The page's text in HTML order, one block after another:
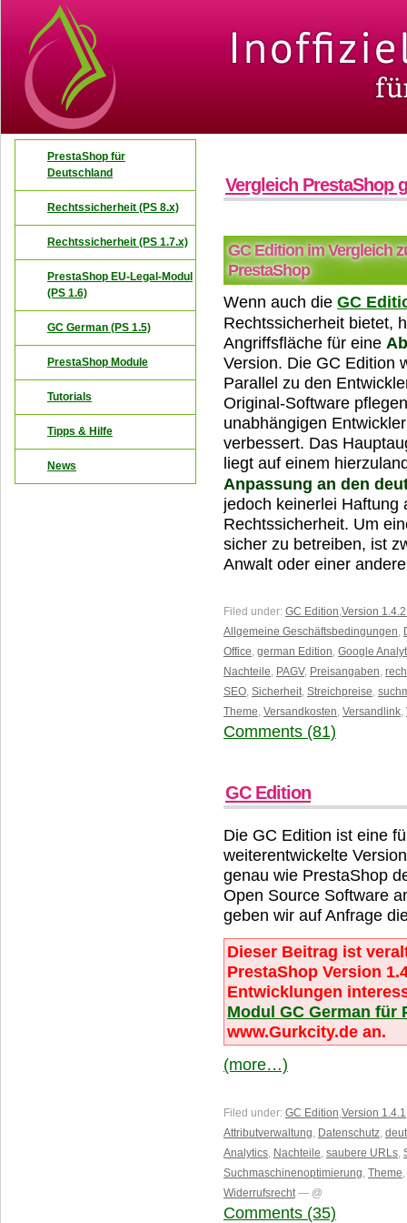
Vergleich PrestaShop
GC Edition im Vergleich
PrestaShop
Wenn auch die GC
Rechtssicherheit bietet,
Angriffsfläche für eine
Version. Die GC Edition
Parallel zu den
Original-Software
unabhängigen
verbessert. Das
liegt auf einem
Anpassung an den
jedoch keinerlei Haftung
Rechtssicherheit. Um
sicher zu betreiben, ist
Anwalt oder einer
Filed under: GC Edition Version
Allgemeine Geschäftsbedingungen
Office german Edition Google
Nachteile PAGV, Preisangaben
SEO Sicherheit Streichpreise
Theme Versandkosten Versandlink
Comments (81)
GC Edition
Die GC Edition ist eine
weiterentwickelte
genau wie PrestaShop
Open Source Software
geben wir auf Anfrage
Dieser Beitrag ist
PrestaShop Version
Entwicklungen
Modul GC German für
www.Gurkcity.de an.
(more…)
Filed under: GC Edition,Version 1.4.1
Attributverwaltung, Datenschutz,
Analytics, Nachteile, saubere URLs,
Suchmaschinenoptimierung, Theme,
Widerrufsrecht— @
Comments (35)
PrestaShop für
Deutschland
Rechtssicherheit (PS 8.x)
Rechtssicherheit (PS 1.7.x)
PrestaShop EU-Legal-Modul
(PS 1.6)
GC German (PS 1.5)
PrestaShop Module
Tutorials
Tipps & Hilfe
News